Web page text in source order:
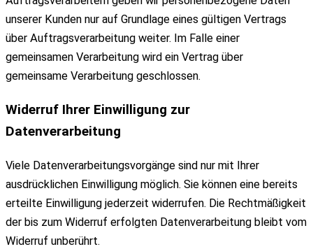
unserer Kunden nur auf Grundlage eines gültigen Vertrags
über Auftragsverarbeitung weiter. Im Falle einer
gemeinsamen Verarbeitung wird ein Vertrag über
gemeinsame Verarbeitung geschlossen.
Widerruf Ihrer Einwilligung zur
Datenverarbeitung
Viele Datenverarbeitungsvorgänge sind nur mit Ihrer
ausdrücklichen Einwilligung möglich. Sie können eine bereits
erteilte Einwilligung jederzeit widerrufen. Die Rechtmäßigkeit
der bis zum Widerruf erfolgten Datenverarbeitung bleibt vom
Widerruf unberührt.